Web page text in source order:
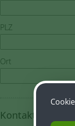
PLZ
Ort
Kontakt